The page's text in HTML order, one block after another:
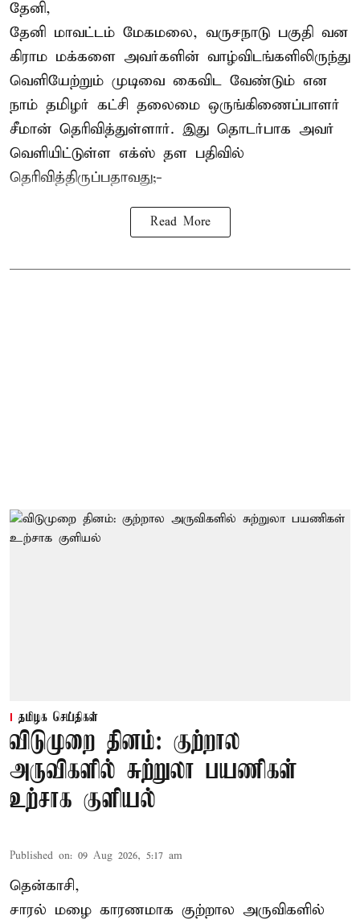
தேனி,
தேனி மாவட்டம் மேகமலை, வருசநாடு பகுதி வன
கிராம மக்களை அவர்களின் வாழ்விடங்களிலிருந்து
வெளியேற்றும் முடிவை கைவிட வேண்டும் என
நாம் தமிழர் கட்சி தலைமை ஒருங்கிணைப்பாளர்
சீமான் தெரிவித்துள்ளார். இது தொடர்பாக அவர்
வெளியிட்டுள்ள எக்ஸ் தள பதிவில்
தெரிவித்திருப்பதாவது;-
Read More
தமிழக செய்திகள்
விடுமுறை தினம்: குற்றால
அருவிகளில் சுற்றுலா பயணிகள்
உற்சாக குளியல்
Published on: 09 Aug 2026, 5:17 am
தென்காசி,
சாரல் மழை காரணமாக குற்றால அருவிகளில்